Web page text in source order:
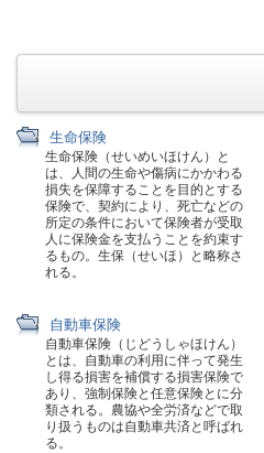
生命保険
生命保険（せいめいほけん）と
は、人間の生命や傷病にかかわる
損失を保障することを目的とする
保険で、契約により、死亡などの
所定の条件において保険者が受取
人に保険金を支払うことを約束す
るもの。生保（せいほ）と略称さ
れる。
自動車保険
自動車保険（じどうしゃほけん）
とは、自動車の利用に伴って発生
し得る損害を補償する損害保険で
あり、強制保険と任意保険とに分
類される。農協や全労済などで取
り扱うものは自動車共済と呼ばれ
る。